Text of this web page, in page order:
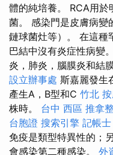
體的純培養。 RCA用
菌。 感染門是皮膚病變
鏈球菌灶等）。 在這種
巴結中沒有炎症性病變
炎，肺炎，腦膜炎和結
設立辦事處 斯嘉麗發生
產生A，B型和C 竹北
株時。 台中 西區 推拿
台胞證 搜索引擎 記帳
免疫是類型特異性的；
會感染第二種感染。 外